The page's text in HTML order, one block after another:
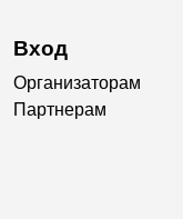
Вход
Организаторам
Партнерам